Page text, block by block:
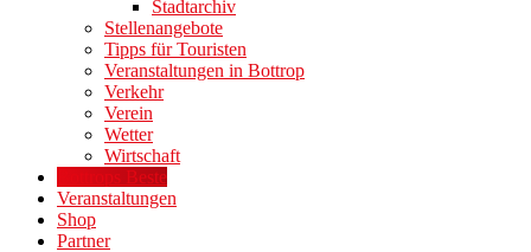
Stadtarchiv
Stellenangebote
Tipps für Touristen
Veranstaltungen in Bottrop
Verkehr
Verein
Wetter
Wirtschaft
Bottrops Beste
Veranstaltungen
Shop
Partner